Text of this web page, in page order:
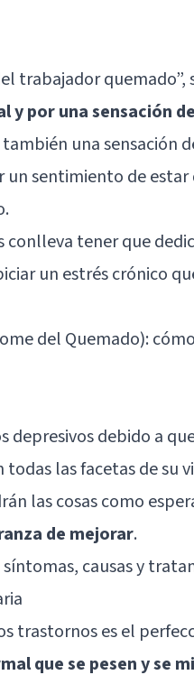
trabajador quemado”,
por una sensación
una sensación
sentimiento de
tener que
un estrés crónico
del Quemado):
debido a
las facetas de su
las cosas como
de mejorar.
causas y
trastornos es el
que se pesen y se